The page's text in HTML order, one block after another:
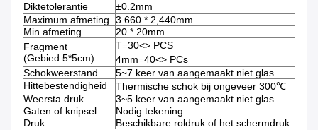
Diktetolerantie
±0.2mm
Maximum afmeting
3.660 * 2,440mm
Min afmeting
20 * 20mm
Fragment
(Gebied 5*5cm)
T=30<> PCS
4mm=40<> PCs
Schokweerstand
5~7 keer van aangemaakt niet glas
Hittebestendigheid
Thermische schok bij ongeveer 300℃
Weersta druk
3~5 keer van aangemaakt niet glas
Gaten of knipsel
Nodig tekening
Druk
Beschikbare roldruk of het schermdruk